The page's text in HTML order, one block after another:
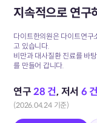
지속적으로 연구
다이트한의원은 다이트연구
고 있습니다.
비만과 대사질환 진료를 바
를 만들어 갑니다.
연구28 건, 저서 6 건
(2026.04.24 기준)